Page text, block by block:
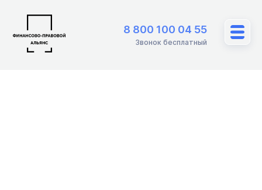
8 800 100 04 55
Звонок бесплатный